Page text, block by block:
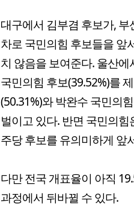
대구에서 김부겸 후보가,
차로 국민의힘 후보들을 앞
치 않음을 보여준다. 울산
국민의힘 후보(39.52%)를
(50.31%)와 박완수 국민의
벌이고 있다. 반면 국민의
주당 후보를 유의미하게 앞
다만 전국 개표율이 아직
과정에서 뒤바뀔 수 있다.